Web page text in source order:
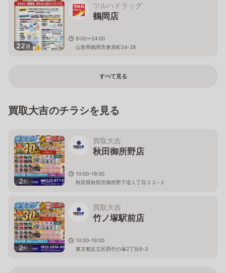
22枚
ツルハドラッグ
鶴岡店
9:00〜24:00
山形県鶴岡市東原町24-28
すべて見る
買取大吉のチラシを見る
2枚
買取大吉
秋田御所野店
10:00-19:00
秋田県秋田市御所野下堤１丁目２２−２
2枚
買取大吉
竹ノ塚駅前店
10:00-19:00
東京都足立区西竹の塚2丁目6-3